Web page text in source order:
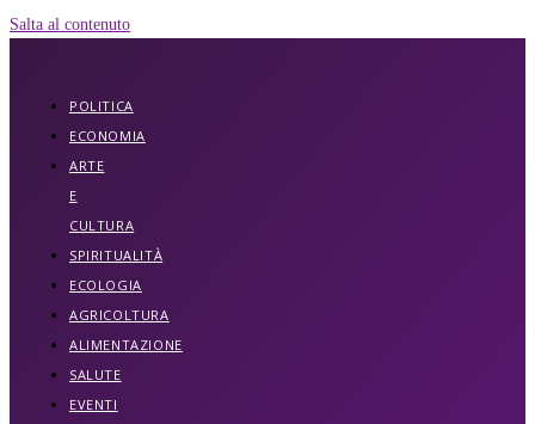
Salta al contenuto
POLITICA
ECONOMIA
ARTE
E
CULTURA
SPIRITUALITÀ
ECOLOGIA
AGRICOLTURA
ALIMENTAZIONE
SALUTE
EVENTI